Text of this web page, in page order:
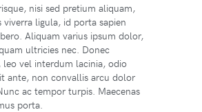
nisi sed pretium aliquam,
viverra ligula, id porta sapien
Aliquam varius ipsum dolor,
ultricies nec. Donec
leo vel interdum lacinia, odio
ante, non convallis arcu dolor
ac tempor turpis. Maecenas
porta.